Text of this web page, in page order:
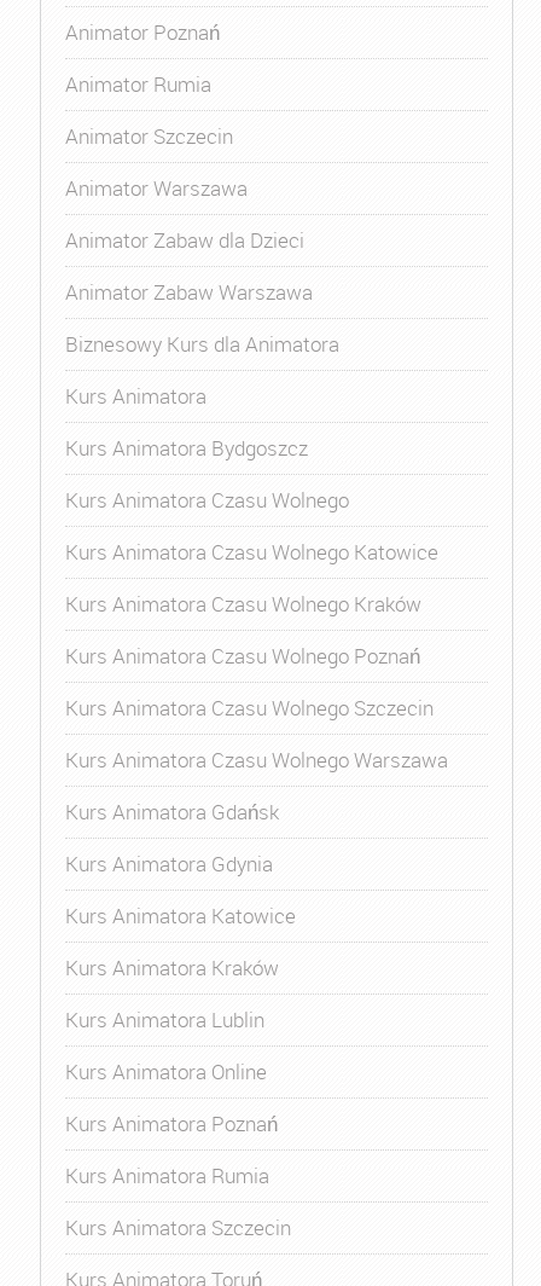
Animator Poznań
Animator Rumia
Animator Szczecin
Animator Warszawa
Animator Zabaw dla Dzieci
Animator Zabaw Warszawa
Biznesowy Kurs dla Animatora
Kurs Animatora
Kurs Animatora Bydgoszcz
Kurs Animatora Czasu Wolnego
Kurs Animatora Czasu Wolnego Katowice
Kurs Animatora Czasu Wolnego Kraków
Kurs Animatora Czasu Wolnego Poznań
Kurs Animatora Czasu Wolnego Szczecin
Kurs Animatora Czasu Wolnego Warszawa
Kurs Animatora Gdańsk
Kurs Animatora Gdynia
Kurs Animatora Katowice
Kurs Animatora Kraków
Kurs Animatora Lublin
Kurs Animatora Online
Kurs Animatora Poznań
Kurs Animatora Rumia
Kurs Animatora Szczecin
Kurs Animatora Toruń